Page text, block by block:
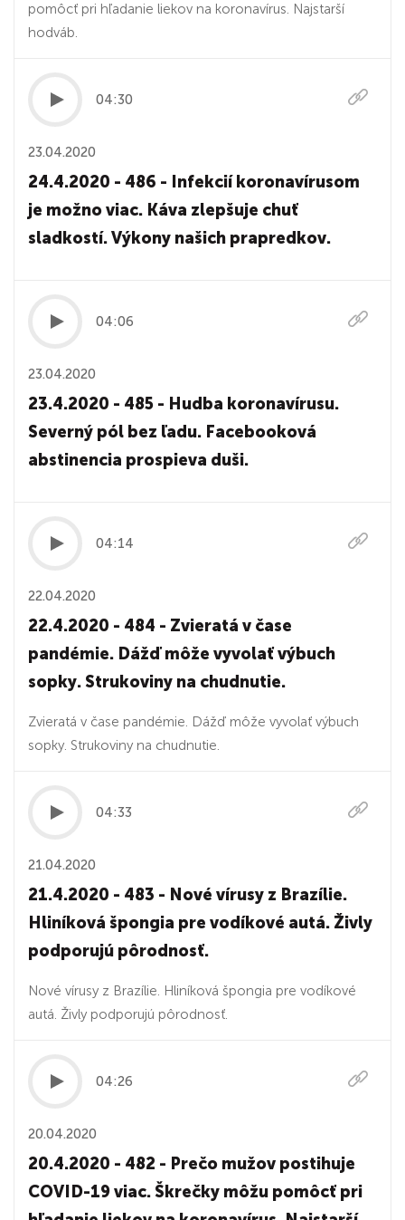
pomôcť pri hľadanie liekov na koronavírus. Najstarší
hodváb.
04:30
23.04.2020
24.4.2020 - 486 - Infekcií koronavírusom
je možno viac. Káva zlepšuje chuť
sladkostí. Výkony našich prapredkov.
04:06
23.04.2020
23.4.2020 - 485 - Hudba koronavírusu.
Severný pól bez ľadu. Facebooková
abstinencia prospieva duši.
04:14
22.04.2020
22.4.2020 - 484 - Zvieratá v čase
pandémie. Dážď môže vyvolať výbuch
sopky. Strukoviny na chudnutie.
Zvieratá v čase pandémie. Dážď môže vyvolať výbuch
sopky. Strukoviny na chudnutie.
04:33
21.04.2020
21.4.2020 - 483 - Nové vírusy z Brazílie.
Hliníková špongia pre vodíkové autá. Živly
podporujú pôrodnosť.
Nové vírusy z Brazílie. Hliníková špongia pre vodíkové
autá. Živly podporujú pôrodnosť.
04:26
20.04.2020
20.4.2020 - 482 - Prečo mužov postihuje
COVID-19 viac. Škrečky môžu pomôcť pri